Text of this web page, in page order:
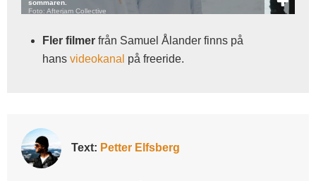
sommaren.
Foto: Afterjam Collective
Fler filmer från Samuel Ålander finns på
hans videokanal på freeride.
Text: Petter Elfsberg